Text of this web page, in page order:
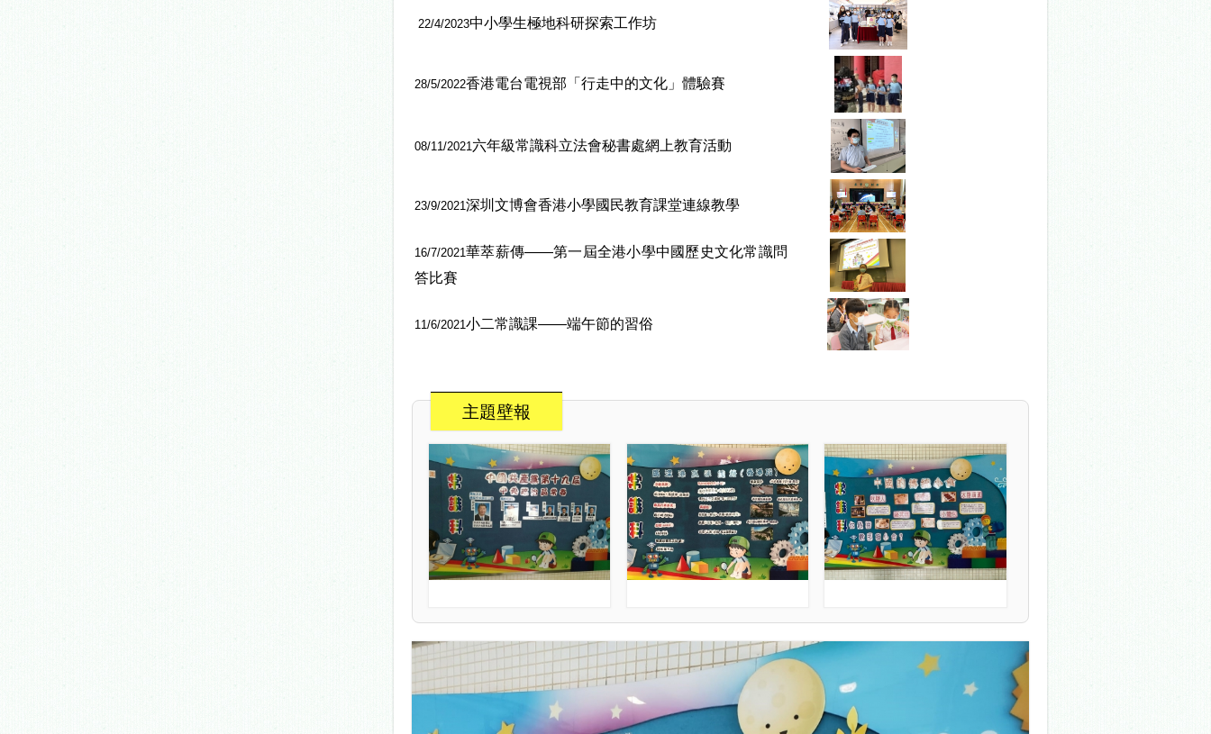
22/4/2023中小學生極地科研探索工作坊
28/5/2022香港電台電視部「行走中的文化」體驗賽
08/11/2021六年級常識科立法會秘書處網上教育活動
23/9/2021深圳文博會香港小學國民教育課堂連線教學
16/7/2021華萃薪傳——第一屆全港小學中國歷史文化常識問
答比賽
11/6/2021小二常識課——端午節的習俗
主題壁報